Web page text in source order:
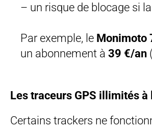
– un risque de blocage si
Par exemple, le Monimoto
un abonnement à 39 €/an
Les traceurs GPS illimités à
Certains trackers ne